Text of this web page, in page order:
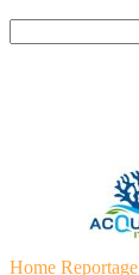
Home Reportage